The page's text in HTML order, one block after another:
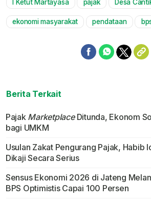
I Ketut Martayasa pajak Desa
ekonomi masyarakat pendataan
Berita Terkait
Pajak MarketplaceDitunda, Ekonom
bagi UMKM
Usulan Zakat Pengurang Pajak, Habib
Dikaji Secara Serius
Sensus Ekonomi 2026 di Jateng
BPS Optimistis Capai 100 Persen